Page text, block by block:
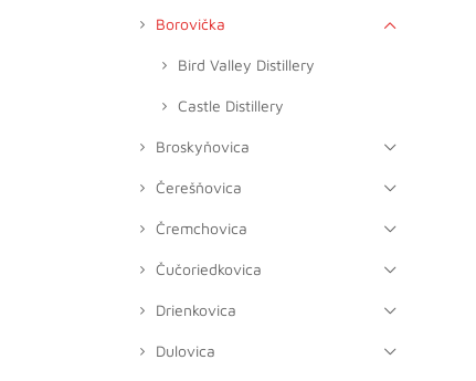
Borovička
Bird Valley Distillery
Castle Distillery
Broskyňovica
Čerešňovica
Čremchovica
Čučoriedkovica
Drienkovica
Dulovica